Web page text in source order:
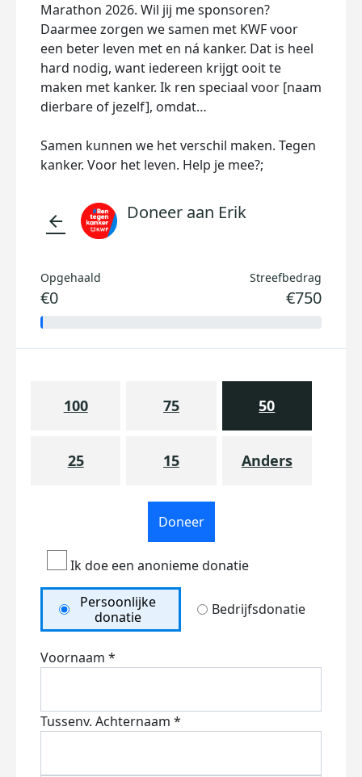
Marathon 2026. Wil jij me sponsoren?
Daarmee zorgen we samen met KWF voor
een beter leven met en ná kanker. Dat is heel
hard nodig, want iedereen krijgt ooit te
maken met kanker. Ik ren speciaal voor [naam
dierbare of jezelf], omdat…
Samen kunnen we het verschil maken. Tegen
kanker. Voor het leven. Help je mee?;
arrow_back Doneer aan Erik
Opgehaald
€0
Streefbedrag
€750
100 75 50
25 15 Anders
Doneer
Ik doe een anonieme donatie
Persoonlijke
donatie
Bedrijfsdonatie
Voornaam *
Tussenv. Achternaam *